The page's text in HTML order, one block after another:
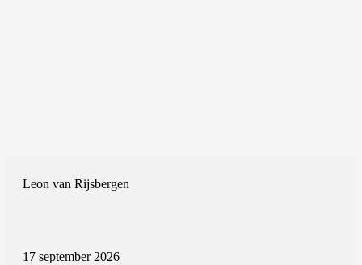
Leon van Rijsbergen
17 september 2026